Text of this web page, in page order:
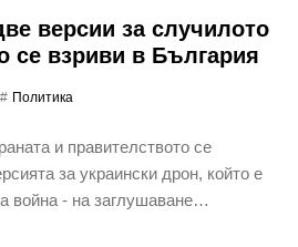
версии за случилото
се взриви в България
Политика
и правителството се
за украински дрон, който е
война - на заглушаване…